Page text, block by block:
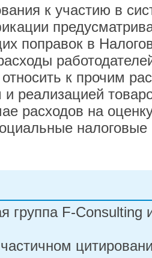
к участию в
поправок в
к прочим
и реализацией
расходов на
группа F-